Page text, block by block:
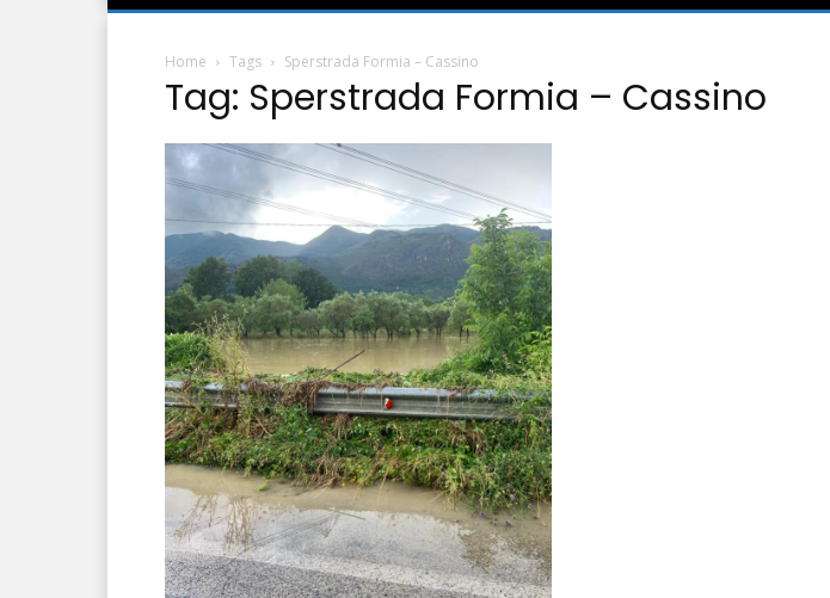
Home Tags Sperstrada Formia – Cassino
Tag: Sperstrada Formia – Cassino